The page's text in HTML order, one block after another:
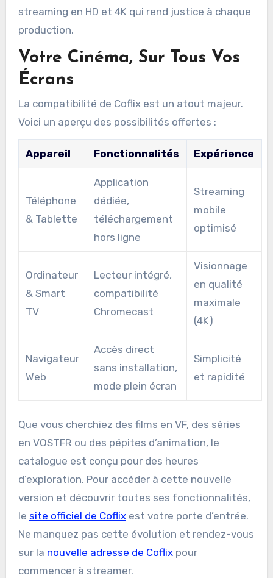
streaming en HD et 4K qui rend justice à chaque
production.
Votre Cinéma, Sur Tous Vos
Écrans
La compatibilité de Coflix est un atout majeur.
Voici un aperçu des possibilités offertes :
Appareil Fonctionnalités Expérience
Téléphone
& Tablette
Application
dédiée,
téléchargement
hors ligne
Streaming
mobile
optimisé
Ordinateur
& Smart
TV
Lecteur intégré,
compatibilité
Chromecast
Visionnage
en qualité
maximale
(4K)
Navigateur
Web
Accès direct
sans installation,
mode plein écran
Simplicité
et rapidité
Que vous cherchiez des films en VF, des séries
en VOSTFR ou des pépites d’animation, le
catalogue est conçu pour des heures
d’exploration. Pour accéder à cette nouvelle
version et découvrir toutes ses fonctionnalités,
le site officiel de Coflixest votre porte d’entrée.
Ne manquez pas cette évolution et rendez-vous
sur la nouvelle adresse de Coflixpour
commencer à streamer.